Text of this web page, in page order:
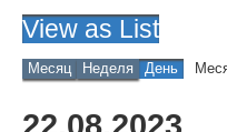
View as List
Месяц Неделя День
22.08.2023